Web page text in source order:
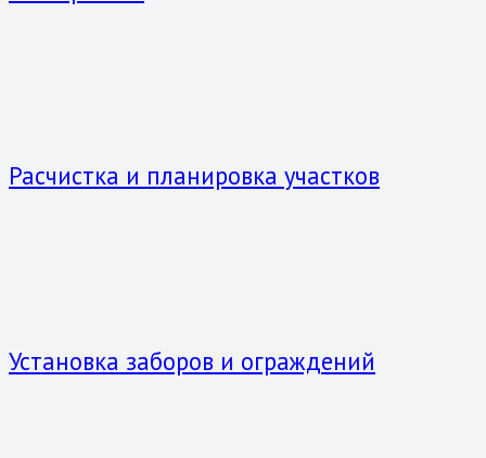
Расчистка и планировка участков
Установка заборов и ограждений